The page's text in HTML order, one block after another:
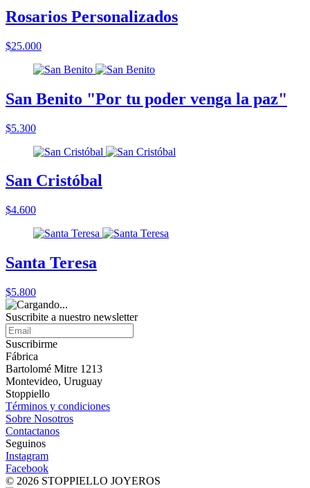
Rosarios Personalizados
$25.000
San Benito "Por tu poder venga la paz"
$5.300
San Cristóbal
$4.600
Santa Teresa
$5.800
Suscribite a nuestro newsletter
Suscribirme
Fábrica
Bartolomé Mitre 1213
Montevideo, Uruguay
Stoppiello
Términos y condiciones
Sobre Nosotros
Contactanos
Seguinos
Instagram
Facebook
© 2026 STOPPIELLO JOYEROS